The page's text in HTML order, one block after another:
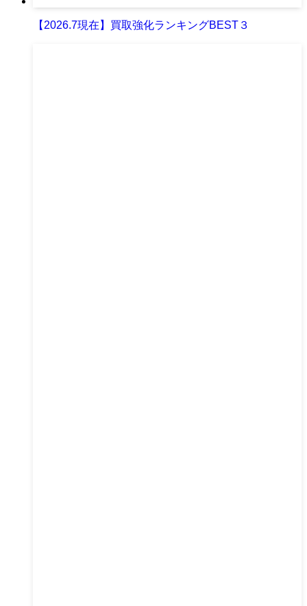
【2026.7現在】買取強化ランキングBEST３